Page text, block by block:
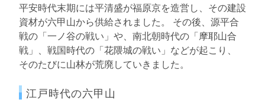
平安時代末期には平清盛が福原京を造営し、その建設
資材が六甲山から供給されました。 その後、源平合
戦の「一ノ谷の戦い」や、南北朝時代の「摩耶山合
戦」、戦国時代の「花隈城の戦い」などが起こり、
そのたびに山林が荒廃していきました。
江戸時代の六甲山